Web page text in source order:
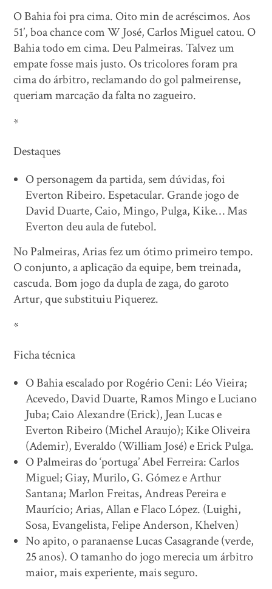
O Bahia foi pra cima. Oito min de acréscimos. Aos
51’, boa chance com W José, Carlos Miguel catou. O
Bahia todo em cima. Deu Palmeiras. Talvez um
empate fosse mais justo. Os tricolores foram pra
cima do árbitro, reclamando do gol palmeirense,
queriam marcação da falta no zagueiro.
*
Destaques
O personagem da partida, sem dúvidas, foi
Everton Ribeiro. Espetacular. Grande jogo de
David Duarte, Caio, Mingo, Pulga, Kike… Mas
Everton deu aula de futebol.
No Palmeiras, Arias fez um ótimo primeiro tempo.
O conjunto, a aplicação da equipe, bem treinada,
cascuda. Bom jogo da dupla de zaga, do garoto
Artur, que substituiu Piquerez.
*
Ficha técnica
O Bahia escalado por Rogério Ceni: Léo Vieira;
Acevedo, David Duarte, Ramos Mingo e Luciano
Juba; Caio Alexandre (Erick), Jean Lucas e
Everton Ribeiro (Michel Araujo); Kike Oliveira
(Ademir), Everaldo (William José) e Erick Pulga.
O Palmeiras do ‘portuga’ Abel Ferreira: Carlos
Miguel; Giay, Murilo, G. Gómez e Arthur
Santana; Marlon Freitas, Andreas Pereira e
Maurício; Arias, Allan e Flaco López. (Luighi,
Sosa, Evangelista, Felipe Anderson, Khelven)
No apito, o paranaense Lucas Casagrande (verde,
25 anos). O tamanho do jogo merecia um árbitro
maior, mais experiente, mais seguro.